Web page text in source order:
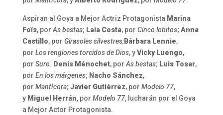
Aspiran al Goya a Mejor Actriz Protagonista Marina
Foïs, porAs bestas; Laia Costa, por Cinco lobitos; Anna
Castillo, por Girasoles silvestres;Bárbara Lennie,
por Los renglones torcidos de Dios, yVicky Luengo,
por Suro. Denis Ménochet, porAs bestas; Luis Tosar,
por En los márgenes; Nacho Sánchez,
por Mantícora; Javier Gutiérrez, por Modelo 77,
y Miguel Herrán, por Modelo 77, lucharán por el Goya
a Mejor Actor Protagonista.